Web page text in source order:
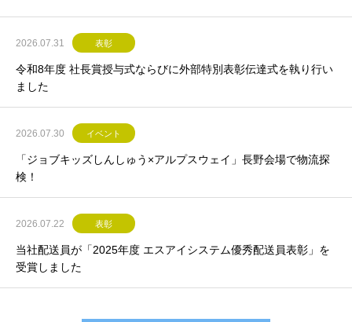
2026.07.31 表彰
令和8年度 社長賞授与式ならびに外部特別表彰伝達式を執り行い
ました
2026.07.30 イベント
「ジョブキッズしんしゅう×アルプスウェイ」長野会場で物流探
検！
2026.07.22 表彰
当社配送員が「2025年度 エスアイシステム優秀配送員表彰」を
受賞しました